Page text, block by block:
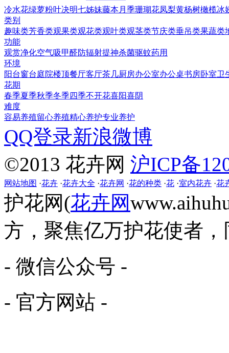
冷水花绿萝粉叶决明七姊妹藤本月季珊瑚花凤梨黄杨树橄榄冰
类别
趣味类芳香类观果类观花类观叶类观茎类节庆类垂吊类果蔬类
功能
观赏净化空气吸甲醛防辐射提神杀菌驱蚊药用
环境
阳台窗台庭院楼顶餐厅客厅茶几厨房办公室办公桌书房卧室卫
花期
春季夏季秋季冬季四季不开花喜阳喜阴
难度
容易养殖留心养殖精心养护专业养护
QQ登录新浪微博
©2013 花卉网 沪ICP备
网站地图 ·花卉 ·花卉大全 ·花卉网 ·花的种类 ·花 ·室内花卉 ·花
护花网(花卉网
方，聚焦亿万护花使者
- 微信公众号 -
- 官方网站 -